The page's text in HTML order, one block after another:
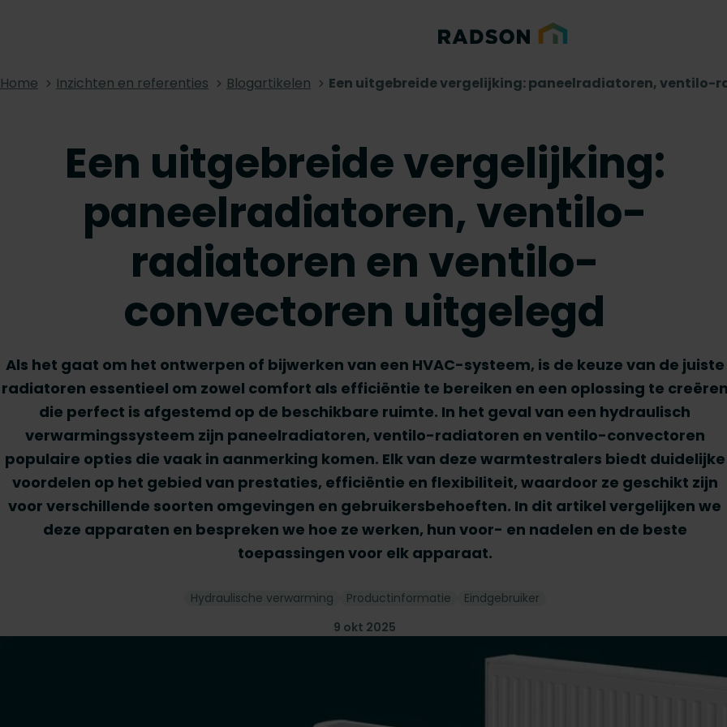
Home Inzichten en referenties Blogartikelen Een uitgebreide vergelijking: paneelradiatoren, ventilo-
Een uitgebreide vergelijking:
paneelradiatoren, ventilo-
radiatoren en ventilo-
convectoren uitgelegd
Als het gaat om het ontwerpen of bijwerken van een HVAC-systeem, is de keuze van de juiste
radiatoren essentieel om zowel comfort als efficiëntie te bereiken en een oplossing te
die perfect is afgestemd op de beschikbare ruimte. In het geval van een hydraulisch
verwarmingssysteem zijn paneelradiatoren, ventilo-radiatoren en ventilo-convectoren
populaire opties die vaak in aanmerking komen. Elk van deze warmtestralers biedt duidelijke
voordelen op het gebied van prestaties, efficiëntie en flexibiliteit, waardoor ze geschikt zijn
voor verschillende soorten omgevingen en gebruikersbehoeften. In dit artikel vergelijken we
deze apparaten en bespreken we hoe ze werken, hun voor- en nadelen en de beste
toepassingen voor elk apparaat.
Hydraulische verwarming Productinformatie
Eindgebruiker
9 okt 2025